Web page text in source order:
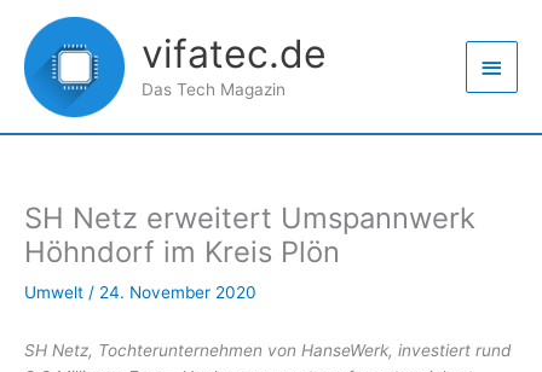
Inhalt
springen
vifatec.de
Das Tech Magazin
SH Netz erweitert Umspannwerk
Höhndorf im Kreis Plön
Umwelt / 24. November 2020
SH Netz, Tochterunternehmen von HanseWerk, investiert rund